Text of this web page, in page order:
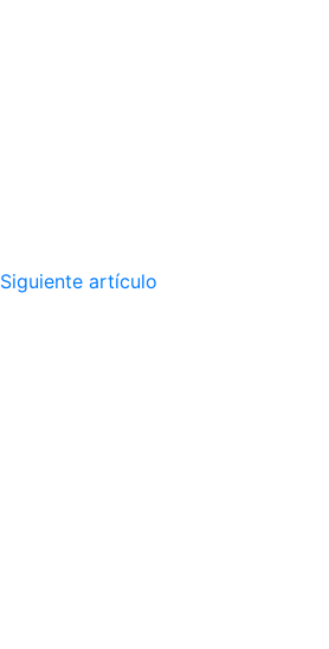
Siguiente artículo